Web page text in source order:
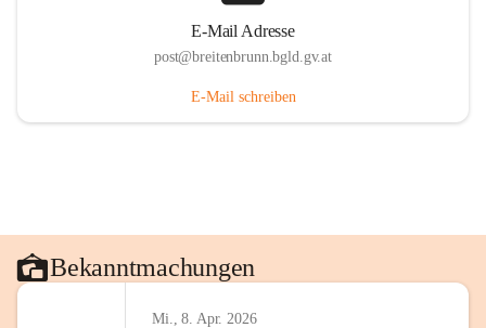
E-Mail Adresse
post@breitenbrunn.bgld.gv.at
E-Mail schreiben
Bekanntmachungen
Mi., 8. Apr. 2026